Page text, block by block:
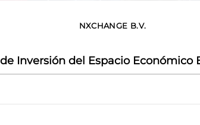
NXCHANGE B.V.
Inversión del Espacio